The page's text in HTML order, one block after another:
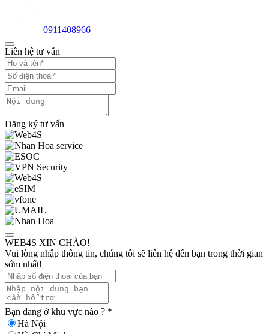
0911408966
Liên hệ tư vấn
Đăng ký tư vấn
WEB4S XIN CHÀO!
Vui lòng nhập thông tin, chúng tôi sẽ liên hệ đến bạn trong thời gian
sớm nhất!
Bạn đang ở khu vực nào ? *
Hà Nội